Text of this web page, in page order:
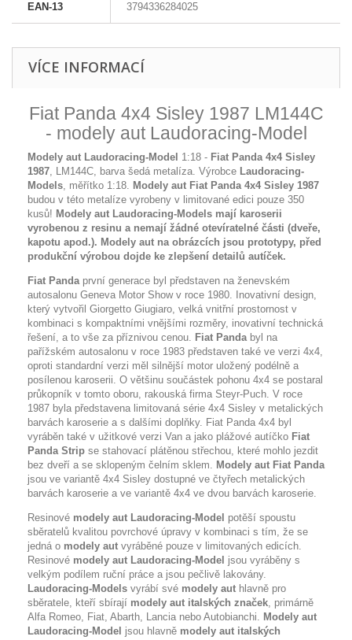
EAN-13 3794336284025
VÍCE INFORMACÍ
Fiat Panda 4x4 Sisley 1987 LM144C
- modely aut Laudoracing-Model
Modely aut Laudoracing-Model 1:18 - Fiat Panda 4x4 Sisley
1987, LM144C, barva šedá metalíza. Výrobce Laudoracing-
Models, měřítko 1:18. Modely aut Fiat Panda 4x4 Sisley 1987
budou v této metalíze vyrobeny v limitované edici pouze 350
kusů! Modely aut Laudoracing-Models mají karoserii
vyrobenou z resinu a nemají žádné otevíratelné části (dveře,
kapotu apod.). Modely aut na obrázcích jsou prototypy, před
produkční výrobou dojde ke zlepšení detailů autíček.
Fiat Pandaprvní generace byl představen na ženevském
autosalonu Geneva Motor Show v roce 1980. Inovativní design,
který vytvořil Giorgetto Giugiaro, velká vnitřní prostornost v
kombinaci s kompaktními vnějšími rozměry, inovativní technická
řešení, a to vše za příznivou cenou. Fiat Pandabyl na
pařížském autosalonu v roce 1983 představen také ve verzi 4x4,
oproti standardní verzi měl silnější motor uložený podélně a
posílenou karoserii. O většinu součástek pohonu 4x4 se postaral
průkopník v tomto oboru, rakouská firma Steyr-Puch. V roce
1987 byla představena limitovaná série 4x4 Sisley v metalických
barvách karoserie a s dalšími doplňky. Fiat Panda 4x4 byl
vyráběn také v užitkové verzi Van a jako plážové autíčko Fiat
Panda Strip se stahovací plátěnou střechou, které mohlo jezdit
bez dveří a se sklopeným čelním sklem. Modely aut Fiat Panda
jsou ve variantě 4x4 Sisley dostupné ve čtyřech metalických
barvách karoserie a ve variantě 4x4 ve dvou barvách karoserie.
Resinové modely aut Laudoracing-Model potěší spoustu
sběratelů kvalitou povrchové úpravy v kombinaci s tím, že se
jedná o modely aut vyráběné pouze v limitovaných edicích.
Resinové modely aut Laudoracing-Model jsou vyráběny s
velkým podílem ruční práce a jsou pečlivě lakovány.
Laudoracing-Models vyrábí své modely aut hlavně pro
sběratele, kteří sbírají modely aut italských značek, primárně
Alfa Romeo, Fiat, Abarth, Lancia nebo Autobianchi. Modely aut
Laudoracing-Model jsou hlavně modely aut italských